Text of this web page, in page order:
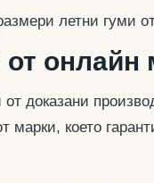
летни гуми
онлайн
доказани
марки, което